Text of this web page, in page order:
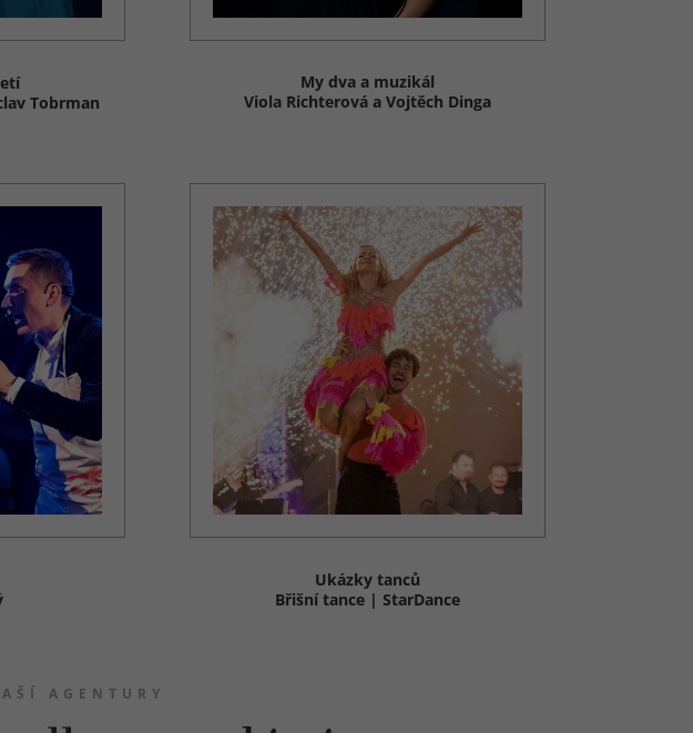
Tobrman
My dva a muzikál
Viola Richterová a Vojtěch Dinga
Ukázky tanců
Břišní tance | StarDance
AGENTURY